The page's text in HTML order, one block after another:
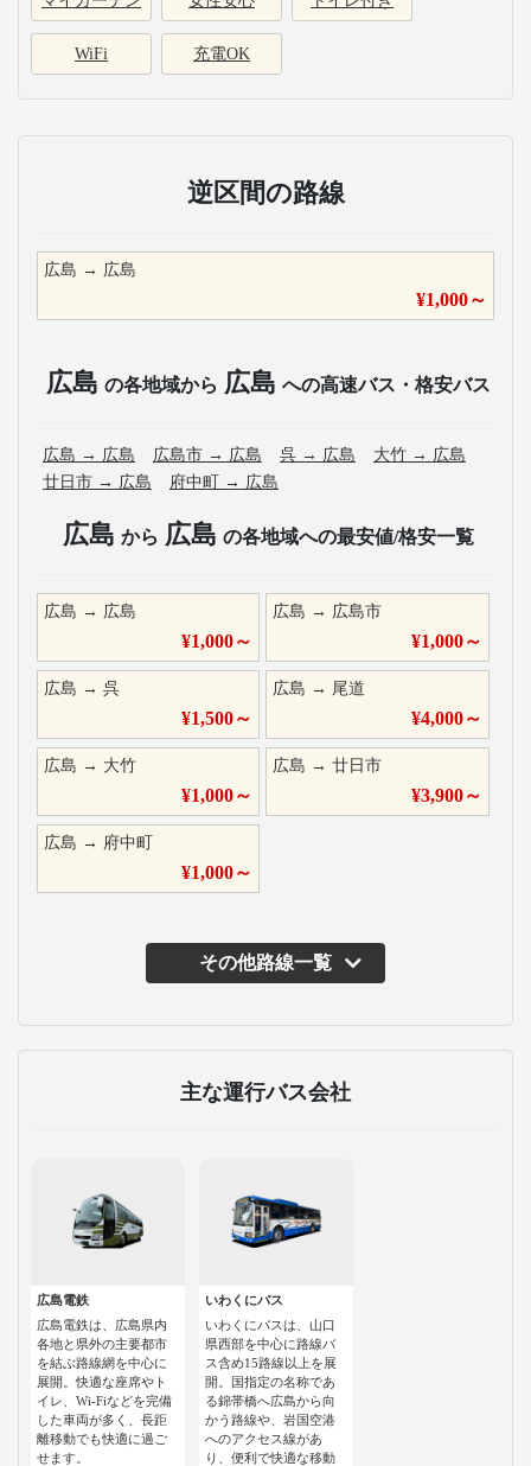
WiFi 充電OK
逆区間の路線
広島 → 広島
¥1,000～
広島 の各地域から 広島 への高速バス・格安バス
広島 → 広島 広島市 → 広島 呉 → 広島 大竹 → 広島
廿日市 → 広島 府中町 → 広島
広島 から 広島 の各地域への最安値/格安一覧
広島 → 広島
¥1,000～
広島 → 広島市
¥1,000～
広島 → 呉
¥1,500～
広島 → 尾道
¥4,000～
広島 → 大竹
¥1,000～
広島 →廿日市
¥3,900～
広島 → 府中町
¥1,000～
その他路線一覧
主な運行バス会社
広島電鉄
広島電鉄は、広島県内
各地と県外の主要都市
を結ぶ路線網を中心に
展開。快適な座席やト
イレ、Wi-Fiなどを完備
した車両が多く、長距
離移動でも快適に過ご
せます。
いわくにバス
いわくにバスは、山口
県西部を中心に路線バ
ス含め15路線以上を展
開。国指定の名称であ
る錦帯橋へ広島から向
かう路線や、岩国空港
へのアクセス線があ
り、便利で快適な移動